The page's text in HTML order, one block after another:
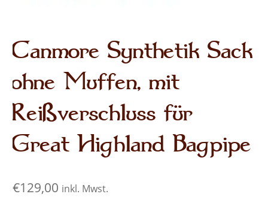
Canmore Synthetik Sack
ohne Muffen, mit
Reißverschluss für
Great Highland Bagpipe
€129,00 inkl. Mwst.